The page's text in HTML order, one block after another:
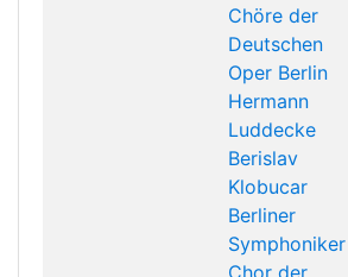
Chöre der
Deutschen
Oper Berlin
Hermann
Luddecke
Berislav
Klobucar
Berliner
Symphoniker
Chor der